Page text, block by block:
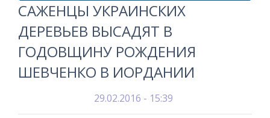
САЖЕНЦЫ УКРАИНСКИХ
ДЕРЕВЬЕВ ВЫСАДЯТ В
ГОДОВЩИНУ РОЖДЕНИЯ
ШЕВЧЕНКО В ИОРДАНИИ
29.02.2016 - 15:39